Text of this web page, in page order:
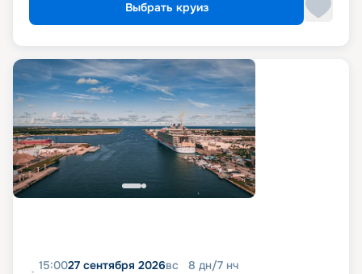
Выбрать круиз
15:0027 сентября 2026вс 8 дн/7 нч